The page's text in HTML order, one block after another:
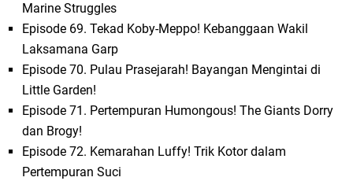
Marine Struggles
Episode 69. Tekad Koby-Meppo! Kebanggaan Wakil
Laksamana Garp
Episode 70. Pulau Prasejarah! Bayangan Mengintai di
Little Garden!
Episode 71. Pertempuran Humongous! The Giants Dorry
dan Brogy!
Episode 72. Kemarahan Luffy! Trik Kotor dalam
Pertempuran Suci